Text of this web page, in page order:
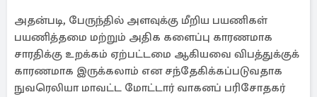
அதன்படி, பேருந்தில் அளவுக்கு மீறிய பயணிகள்
பயணித்தமை மற்றும் அதிக களைப்பு காரணமாக
சாரதிக்கு உறக்கம் ஏற்பட்டமை ஆகியவை விபத்துக்குக்
காரணமாக இருக்கலாம் என சந்தேகிக்கப்படுவதாக
நுவரெலியா மாவட்ட மோட்டார் வாகனப் பரிசோதகர்